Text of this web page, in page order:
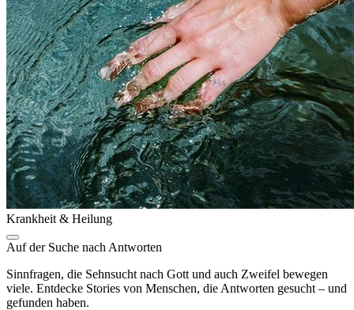
Krankheit & Heilung
Auf der Suche nach Antworten
Sinnfragen, die Sehnsucht nach Gott und auch Zweifel bewegen
viele. Entdecke Stories von Menschen, die Antworten gesucht – und
gefunden haben.